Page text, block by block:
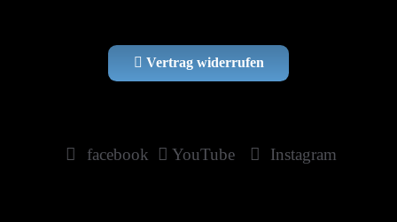
Vertrag widerrufen
facebook YouTube Instagram